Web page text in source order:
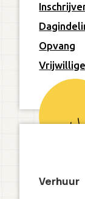
Opvang
Verhuur